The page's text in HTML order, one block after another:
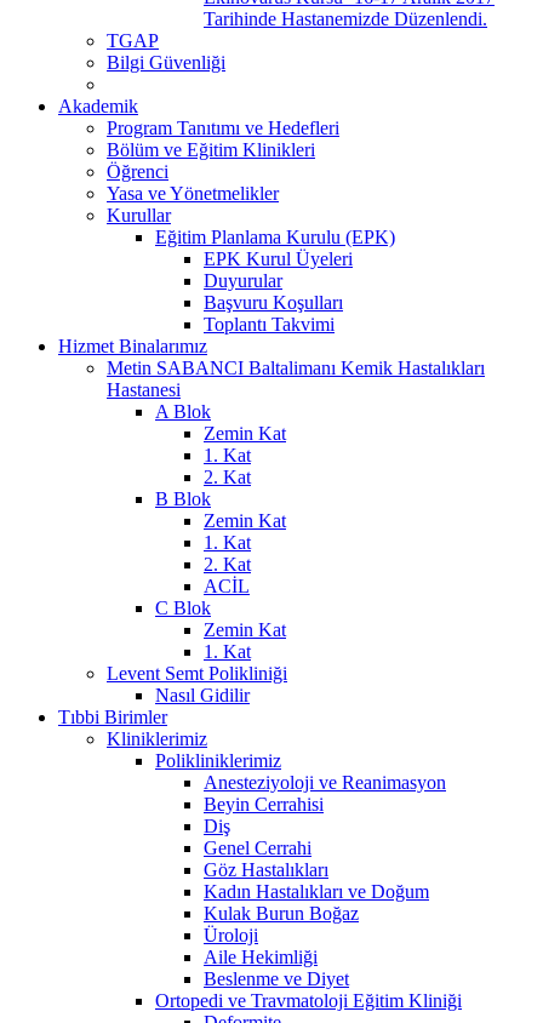
Tarihinde Hastanemizde Düzenlendi.
TGAP
Bilgi Güvenliği
Akademik
Program Tanıtımı ve Hedefleri
Bölüm ve Eğitim Klinikleri
Öğrenci
Yasa ve Yönetmelikler
Kurullar
Eğitim Planlama Kurulu (EPK)
EPK Kurul Üyeleri
Duyurular
Başvuru Koşulları
Toplantı Takvimi
Hizmet Binalarımız
Metin SABANCI Baltalimanı Kemik Hastalıkları
Hastanesi
A Blok
Zemin Kat
1. Kat
2. Kat
B Blok
Zemin Kat
1. Kat
2. Kat
ACİL
C Blok
Zemin Kat
1. Kat
Levent Semt Polikliniği
Nasıl Gidilir
Tıbbi Birimler
Kliniklerimiz
Polikliniklerimiz
Anesteziyoloji ve Reanimasyon
Beyin Cerrahisi
Diş
Genel Cerrahi
Göz Hastalıkları
Kadın Hastalıkları ve Doğum
Kulak Burun Boğaz
Üroloji
Aile Hekimliği
Beslenme ve Diyet
Ortopedi ve Travmatoloji Eğitim Kliniği